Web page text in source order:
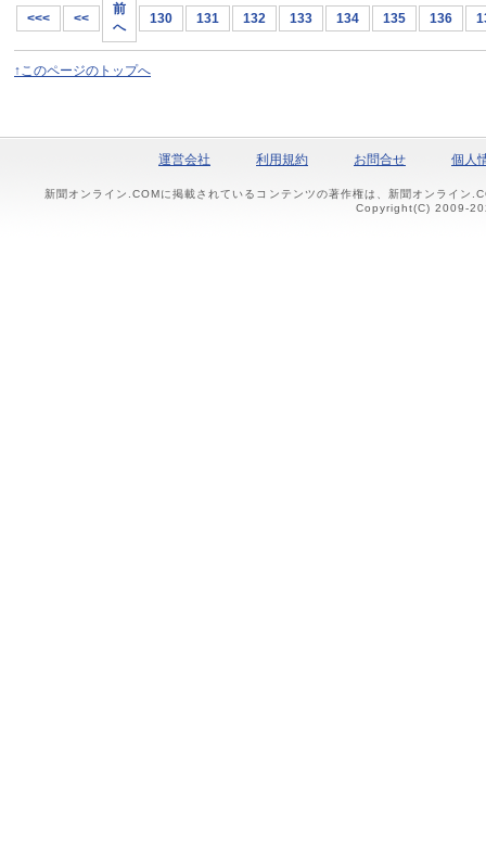
<<< <<
前
へ
130 131 132 133 134 135 136
↑このページのトップへ
運営会社 利用規約 お問合せ 個人
新聞オンライン.COMに掲載されているコンテンツの著作権は、新聞オンライン
Copyright(C) 2009-